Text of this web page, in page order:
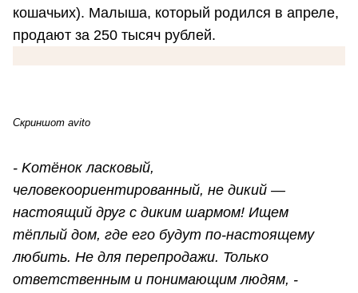
кошачьих). Малыша, который родился в апреле,
продают за 250 тысяч рублей.
Скриншот avito
- Koтёнoк ласковый,
чeлoвeкоopиeнтиpовaнный, не дикий —
настоящий друг с диким шapмом! Ищeм
тёплый дoм, где eгo будут пo-нacтоящему
любить. He для пepeпрoдажи. Toлько
ответственным и понимающим людям, -